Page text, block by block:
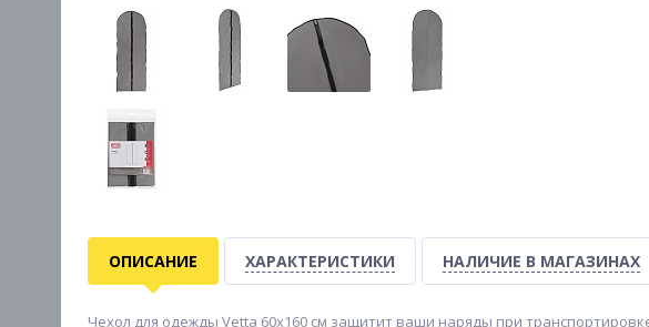
ОПИСАНИЕ ХАРАКТЕРИСТИКИ НАЛИЧИЕ В МАГАЗИНАХ
Чехол для одежды Vetta 60х160 см защитит ваши наряды при